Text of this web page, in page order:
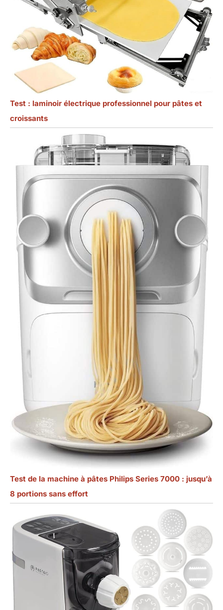
Test : laminoir électrique professionnel pour pâtes et
croissants
Test de la machine à pâtes Philips Series 7000 : jusqu’à
8 portions sans effort